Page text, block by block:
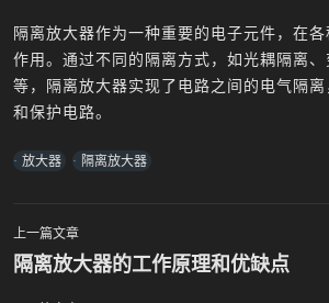
隔离放大器作为一种重要的电子元件，在
作用。通过不同的隔离方式，如光耦隔离
等，隔离放大器实现了电路之间的电气隔
和保护电路。
放大器 隔离放大器
文
上一篇文章
隔离放大器的工作原理和优缺点